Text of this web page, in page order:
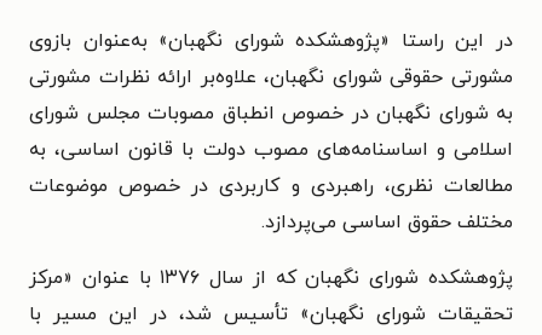
در این راستا «پژوهشکده‏ شورای نگهبان» به‏‌عنوان بازوی
مشورتی حقوقی شورای نگهبان،‏ علاوه‏‌بر ارائه نظرات مشورتی
به شورای نگهبان در خصوص انطباق مصوبات مجلس شورای
اسلامی و اساسنامه‏‌های مصوب دولت با قانون اساسی،‏ به
مطالعات نظری، راهبردی و کاربردی در خصوص موضوعات
مختلف حقوق اساسی می‏‌پردازد.
پژوهشکده شورای نگهبان که از سال ۱۳۷۶ با عنوان «مرکز
تحقیقات شورای نگهبان» تأسیس شد، در این مسیر با